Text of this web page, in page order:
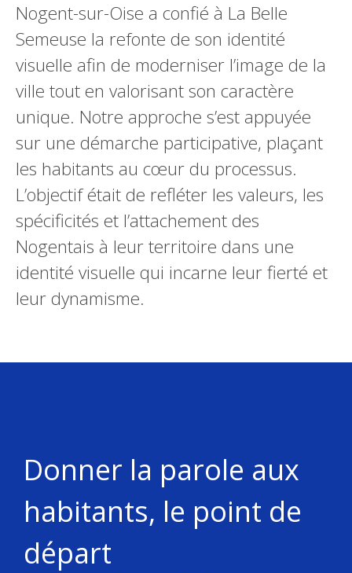
Nogent-sur-Oise a confié à La Belle
Semeuse la refonte de son identité
visuelle afin de moderniser l’image de la
ville tout en valorisant son caractère
unique. Notre approche s’est appuyée
sur une démarche participative, plaçant
les habitants au cœur du processus.
L’objectif était de refléter les valeurs, les
spécificités et l’attachement des
Nogentais à leur territoire dans une
identité visuelle qui incarne leur fierté et
leur dynamisme.
Donner la parole aux
habitants, le point de
départ